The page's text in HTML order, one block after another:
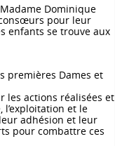
Dominique
consœurs pour leur
enfants se trouve aux
premières Dames et
les actions réalisées et
et le
adhésion et leur
pour combattre ces